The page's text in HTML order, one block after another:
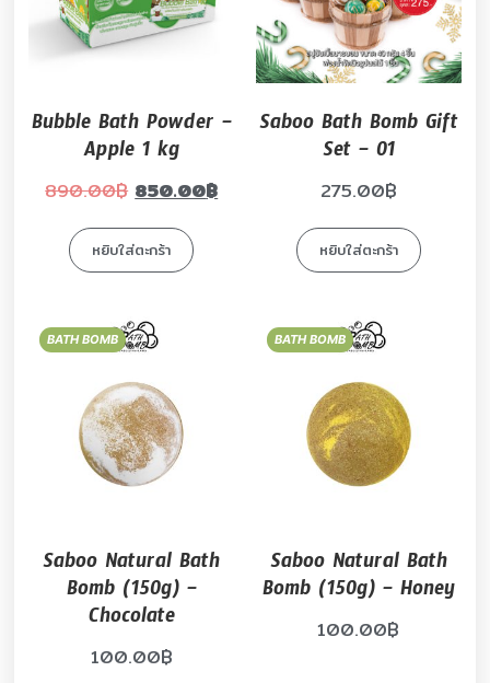
Bubble Bath Powder –
Apple 1 kg
890.00฿ 850.00฿
หยิบใส่ตะกร้า
Saboo Bath Bomb Gift
Set – 01
275.00฿
หยิบใส่ตะกร้า
BATH BOMB
Saboo Natural Bath
Bomb (150g) –
Chocolate
100.00฿
BATH BOMB
Saboo Natural Bath
Bomb (150g) – Honey
100.00฿